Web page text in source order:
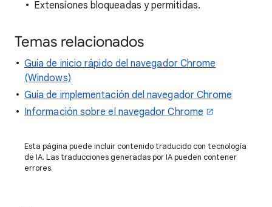
Extensiones bloqueadas y permitidas.
Temas relacionados
Guía de inicio rápido del navegador Chrome
(Windows)
Guía de implementación del navegador Chrome
Información sobre el navegador Chrome
Esta página puede incluir contenido traducido con tecnología
de IA. Las traducciones generadas por IA pueden contener
errores.